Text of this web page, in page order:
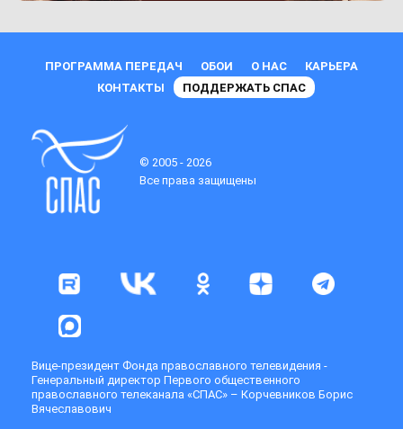
ПРОГРАММА ПЕРЕДАЧ ОБОИ О НАС
КАРЬЕРА
КОНТАКТЫ
ПОДДЕРЖАТЬ СПАС
© 2005 - 2026
Все права защищены
Вице-президент Фонда православного телевидения -
Генеральный директор Первого общественного
православного телеканала «СПАС» – Корчевников Борис
Вячеславович